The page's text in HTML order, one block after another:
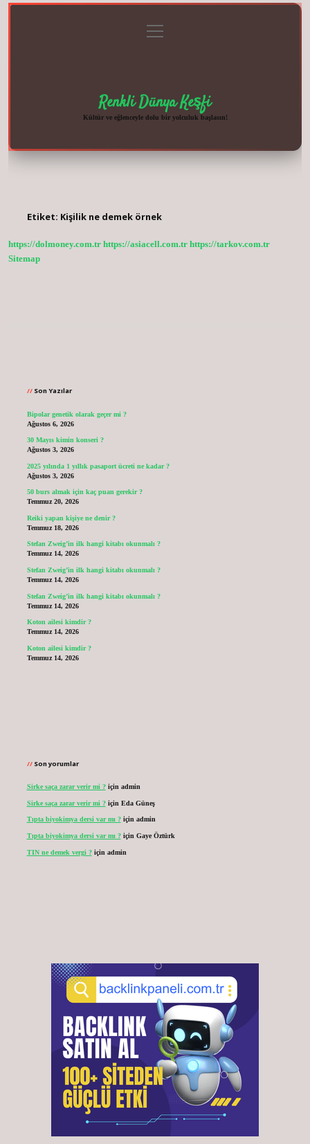
menüyü
aç
Renkli Dünya Keşfi
Kültür ve eğlenceyle dolu bir yolculuk başlasın!
Etiket: Kişilik ne demek örnek
https://dolmoney.com.tr https://asiacell.com.tr https://tarkov.com.tr
Sitemap
Son Yazılar
Bipolar genetik olarak geçer mi ?
Ağustos 6, 2026
30 Mayıs kimin konseri ?
Ağustos 3, 2026
2025 yılında 1 yıllık pasaport ücreti ne kadar ?
Ağustos 3, 2026
50 burs almak için kaç puan gerekir ?
Temmuz 20, 2026
Reiki yapan kişiye ne denir ?
Temmuz 18, 2026
Stefan Zweig’in ilk hangi kitabı okunmalı ?
Temmuz 14, 2026
Stefan Zweig’in ilk hangi kitabı okunmalı ?
Temmuz 14, 2026
Stefan Zweig’in ilk hangi kitabı okunmalı ?
Temmuz 14, 2026
Koton ailesi kimdir ?
Temmuz 14, 2026
Koton ailesi kimdir ?
Temmuz 14, 2026
Son yorumlar
Sirke saça zarar verir mi ?için admin
Sirke saça zarar verir mi ?için Eda Güneş
Tıpta biyokimya dersi var mı ?için admin
Tıpta biyokimya dersi var mı ?için Gaye Öztürk
TIN ne demek vergi ?için admin